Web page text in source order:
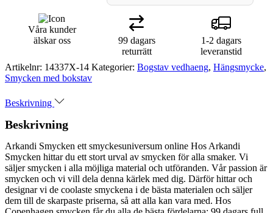
Våra kunder
älskar oss
99 dagars
returrätt
1-2 dagars
leveranstid
Artikelnr: 14337X-14 Kategorier: Bogstav vedhaeng, Hängsmycke,
Smycken med bokstav
Beskrivning
Beskrivning
Arkandi Smycken ett smyckesuniversum online Hos Arkandi
Smycken hittar du ett stort urval av smycken för alla smaker. Vi
säljer smycken i alla möjliga material och utföranden. Vår passion är
smycken och vi vill dela denna kärlek med dig. Därför hittar och
designar vi de coolaste smyckena i de bästa materialen och säljer
dem till de skarpaste priserna, så att alla kan vara med. Hos